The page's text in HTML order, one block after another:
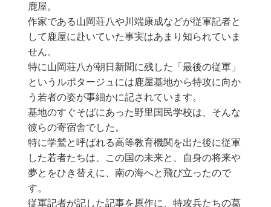
鹿屋。
作家である山岡荘八や川端康成などが従軍記者と
して鹿屋に赴いていた事実はあまり知られていま
せん。
特に山岡荘八が朝日新聞に残した「最後の従軍」
というルポタージュには鹿屋基地から特攻に向か
う若者の姿が事細かに記されています。
基地のすぐそばにあった野里国民学校は、そんな
彼らの寄宿舎でした。
特に学鷲と呼ばれる高等教育機関を出た後に従軍
した若者たちは、この国の未来と、自身の将来や
夢とをひき替えに、南の海へと飛び立ったので
す。
従軍記者が記した記事を原作に、特攻兵たちの葛